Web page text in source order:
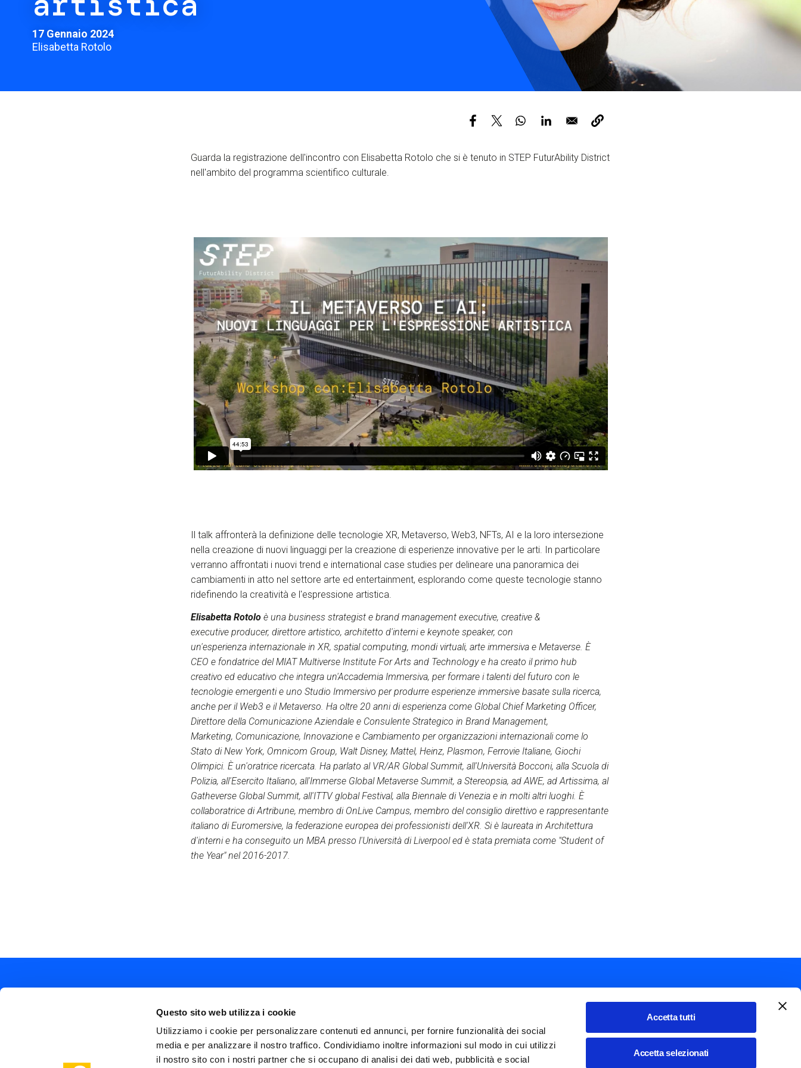
Questo sito web utilizza i cookie
Utilizziamo i cookie per personalizzare contenuti ed annunci, per fornire funzionalità dei social
media e per analizzare il nostro traffico. Condividiamo inoltre informazioni sul modo in cui utilizzi
il nostro sito con i nostri partner che si occupano di analisi dei dati web, pubblicità e social
Accetta tutti
Accetta selezionati
Servizi e accessibilità
Contatti
FAQ
Biglietti
17 Gennaio 2024
Elisabetta Rotolo
Guarda la registrazione dell'incontro con Elisabetta Rotolo che si è tenuto in STEP FuturAbility District
nell'ambito del programma scientifico culturale.
Il talk affronterà la definizione delle tecnologie XR, Metaverso, Web3, NFTs, AI e la loro intersezione
nella creazione di nuovi linguaggi per la creazione di esperienze innovative per le arti. In particolare
verranno affrontati i nuovi trend e international case studies per delineare una panoramica dei
cambiamenti in atto nel settore arte ed entertainment, esplorando come queste tecnologie stanno
ridefinendo la creatività e l'espressione artistica.
Elisabetta Rotolo è una business strategist e brand management executive, creative &
executive producer, direttore artistico, architetto d'interni e keynote speaker, con
un'esperienza internazionale in XR, spatial computing, mondi virtuali, arte immersiva e Metaverse. È
CEO e fondatrice del MIAT Multiverse Institute For Arts and Technology e ha creato il primo hub
creativo ed educativo che integra un'Accademia Immersiva, per formare i talenti del futuro con le
tecnologie emergenti e uno Studio Immersivo per produrre esperienze immersive basate sulla ricerca,
anche per il Web3 e il Metaverso. Ha oltre 20 anni di esperienza come Global Chief Marketing Officer,
Direttore della Comunicazione Aziendale e Consulente Strategico in Brand Management,
Marketing, Comunicazione, Innovazione e Cambiamento per organizzazioni internazionali come lo
Stato di New York, Omnicom Group, Walt Disney, Mattel, Heinz, Plasmon, Ferrovie Italiane, Giochi
Olimpici. È un'oratrice ricercata. Ha parlato al VR/AR Global Summit, all'Università Bocconi, alla Scuola di
Polizia, all'Esercito Italiano, all'Immerse Global Metaverse Summit, a Stereopsia, ad AWE, ad Artissima, al
Gatheverse Global Summit, all'ITTV global Festival, alla Biennale di Venezia e in molti altri luoghi. È
collaboratrice di Artribune, membro di OnLive Campus, membro del consiglio direttivo e rappresentante
italiano di Euromersive, la federazione europea dei professionisti dell'XR. Si è laureata in Architettura
d'interni e ha conseguito un MBA presso l'Università di Liverpool ed è stata premiata come "Student of
the Year" nel 2016-2017.
info@steptothefuture.it
Social
menu